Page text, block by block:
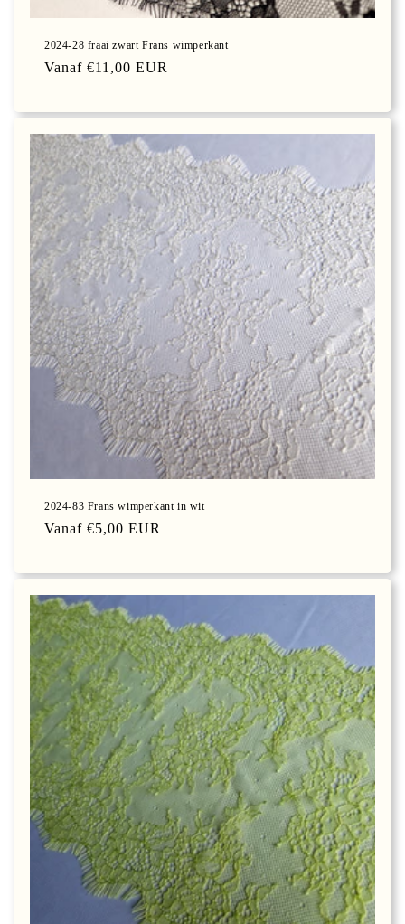
2024-28 fraai zwart Frans wimperkant
Normale
Vanaf €11,00 EUR
2024-83 Frans wimperkant in wit
Normale
Vanaf €5,00 EUR